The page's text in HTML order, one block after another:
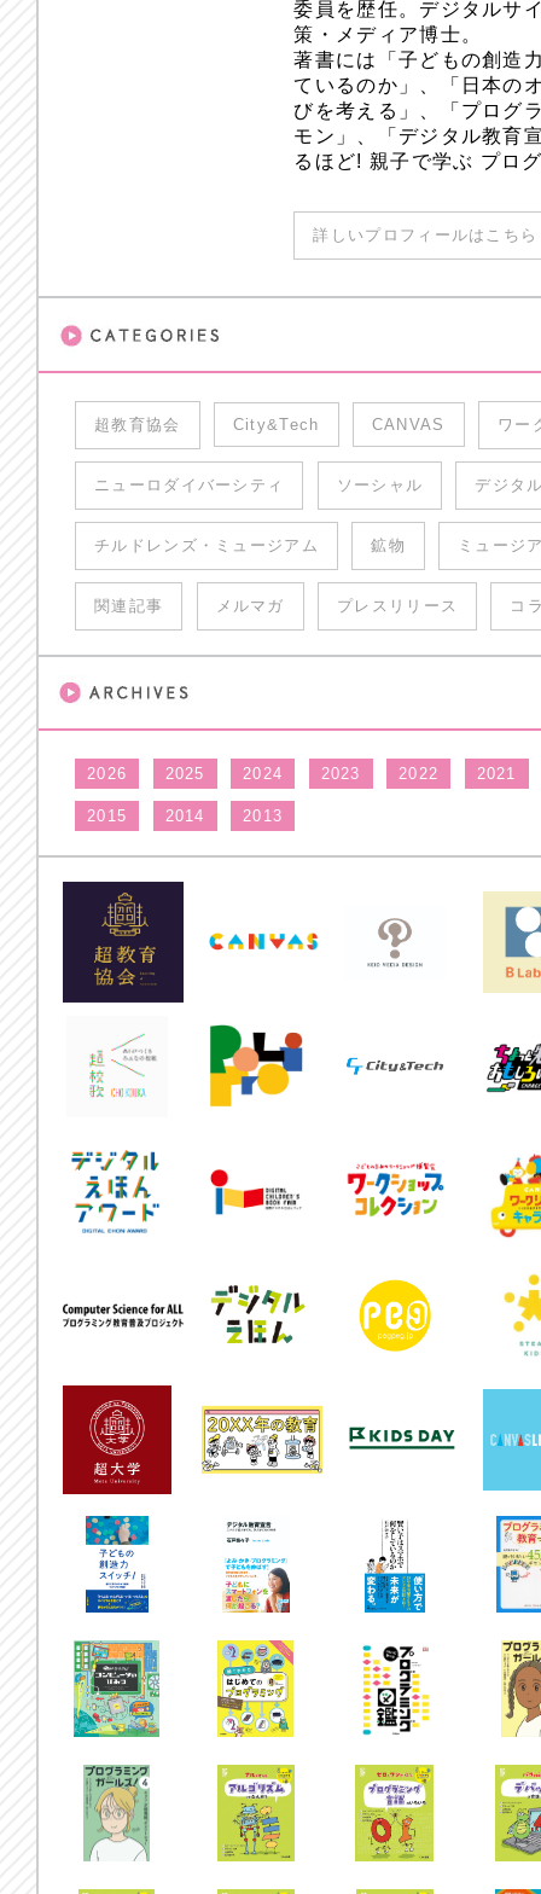
委員を歴任。デジタルサ
策・メディア博士。
著書には「子どもの創造
ているのか」、「日本の
びを考える」、「プログ
モン」、「デジタル教育
るほど! 親子で学ぶ プロ
詳しいプロフィールはこち
超教育協会 City&Tech CANVAS ワー
ニューロダイバーシティ ソーシャル デジタ
チルドレンズ・ミュージアム 鉱物 ミュージ
関連記事 メルマガ プレスリリース コ
2026 2025 2024 2023 2022 2021
2015 2014 2013